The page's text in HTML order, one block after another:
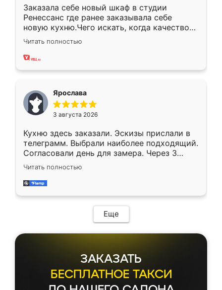
Заказала себе новый шкаф в студии
Ренессанс где ранее заказывала себе
новую кухню.Чего искать, когда качеством
вполне довольна. Служит кухня уже почти
два года, нареканий нет.
Читать полностью
Ярослава
3 августа 2026
Кухню здесь заказали. Эскизы прислали в
телеграмм. Выбрали наиболее подходящий.
Согласовали день для замера. Через 3
недели кухня была уже готова. Остались
довольны работой. Спасибо Ренессанс
мебель за качественную работу!
Читать полностью
Еще
ЗАКАЗАТЬ
БЕСПЛАТНОЕ ТАКСИ